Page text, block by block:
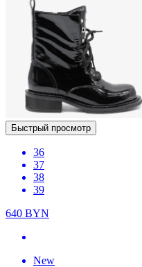
Быстрый просмотр
36
37
38
39
640 BYN
New